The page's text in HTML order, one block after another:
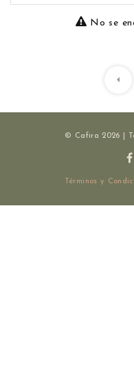
No se
© Cafira 2026 |
Términos y